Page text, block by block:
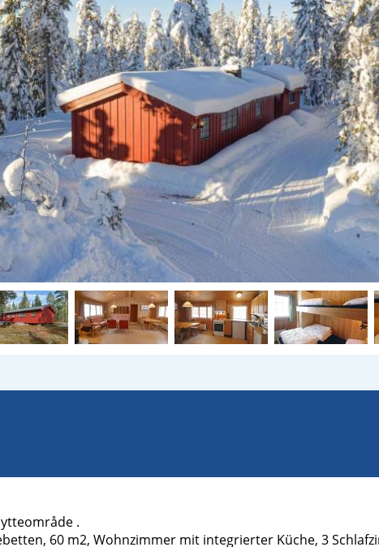
.
60 m2, Wohnzimmer mit integrierter Küche, 3